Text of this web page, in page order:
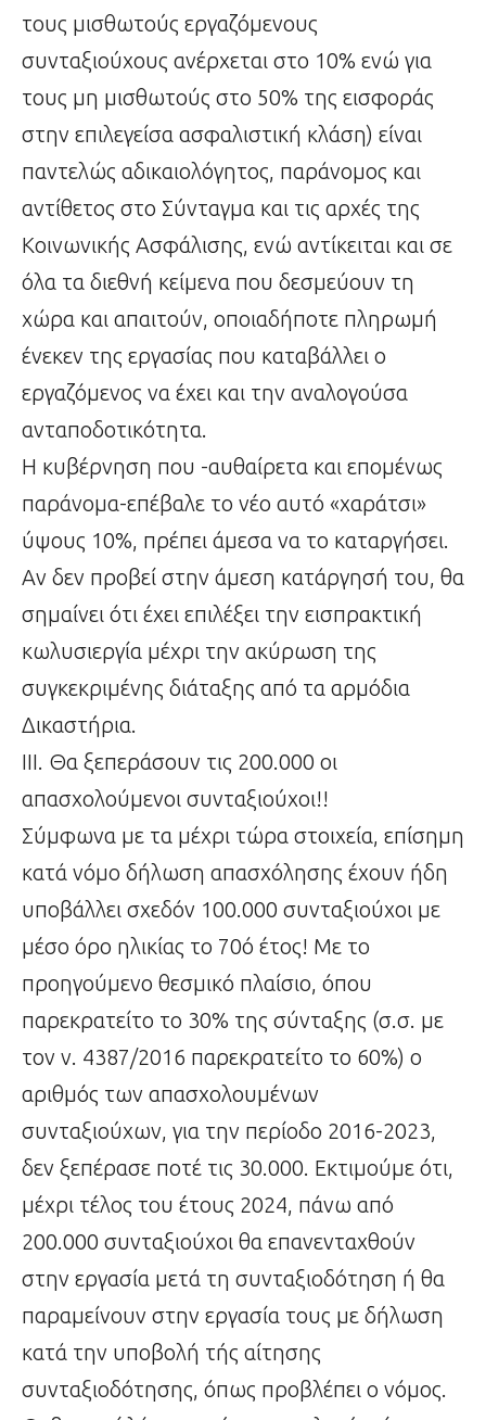
τους μισθωτούς εργαζόμενους
συνταξιούχους ανέρχεται στο 10% ενώ για
τους μη μισθωτούς στο 50% της εισφοράς
στην επιλεγείσα ασφαλιστική κλάση) είναι
παντελώς αδικαιολόγητος, παράνομος και
αντίθετος στο Σύνταγμα και τις αρχές της
Κοινωνικής Ασφάλισης, ενώ αντίκειται και σε
όλα τα διεθνή κείμενα που δεσμεύουν τη
χώρα και απαιτούν, οποιαδήποτε πληρωμή
ένεκεν της εργασίας που καταβάλλει ο
εργαζόμενος να έχει και την αναλογούσα
ανταποδοτικότητα.
Η κυβέρνηση που -αυθαίρετα και επομένως
παράνομα-επέβαλε το νέο αυτό «χαράτσι»
ύψους 10%, πρέπει άμεσα να το καταργήσει.
Αν δεν προβεί στην άμεση κατάργησή του, θα
σημαίνει ότι έχει επιλέξει την εισπρακτική
κωλυσιεργία μέχρι την ακύρωση της
συγκεκριμένης διάταξης από τα αρμόδια
Δικαστήρια.
ΙΙΙ. Θα ξεπεράσουν τις 200.000 οι
απασχολούμενοι συνταξιούχοι!!
Σύμφωνα με τα μέχρι τώρα στοιχεία, επίσημη
κατά νόμο δήλωση απασχόλησης έχουν ήδη
υποβάλλει σχεδόν 100.000 συνταξιούχοι με
μέσο όρο ηλικίας το 70ό έτος! Με το
προηγούμενο θεσμικό πλαίσιο, όπου
παρεκρατείτο το 30% της σύνταξης (σ.σ. με
τον ν. 4387/2016 παρεκρατείτο το 60%) ο
αριθμός των απασχολουμένων
συνταξιούχων, για την περίοδο 2016-2023,
δεν ξεπέρασε ποτέ τις 30.000. Εκτιμούμε ότι,
μέχρι τέλος του έτους 2024, πάνω από
200.000 συνταξιούχοι θα επανενταχθούν
στην εργασία μετά τη συνταξιοδότηση ή θα
παραμείνουν στην εργασία τους με δήλωση
κατά την υποβολή τής αίτησης
συνταξιοδότησης, όπως προβλέπει ο νόμος.